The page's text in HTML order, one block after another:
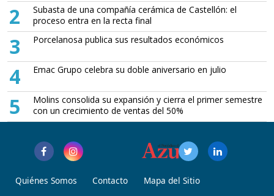
2
Subasta de una compañía cerámica de Castellón: el
proceso entra en la recta final
3 Porcelanosa publica sus resultados económicos
4 Emac Grupo celebra su doble aniversario en julio
5
Molins consolida su expansión y cierra el primer semestre
con un crecimiento de ventas del 50%
Quiénes Somos Contacto Mapa del Sitio